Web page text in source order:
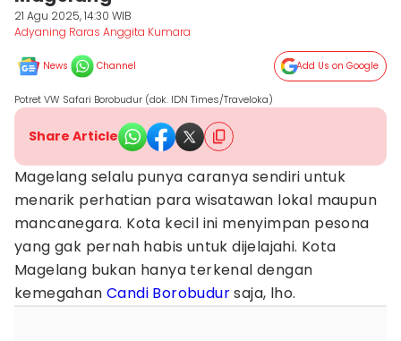
21 Agu 2025, 14:30 WIB
Adyaning Raras Anggita Kumara
News Channel Add Us on Google
Potret VW Safari Borobudur (dok. IDN Times/Traveloka)
Share Article
Magelang selalu punya caranya sendiri untuk
menarik perhatian para wisatawan lokal maupun
mancanegara. Kota kecil ini menyimpan pesona
yang gak pernah habis untuk dijelajahi. Kota
Magelang bukan hanya terkenal dengan
kemegahanCandi Borobudursaja, lho.